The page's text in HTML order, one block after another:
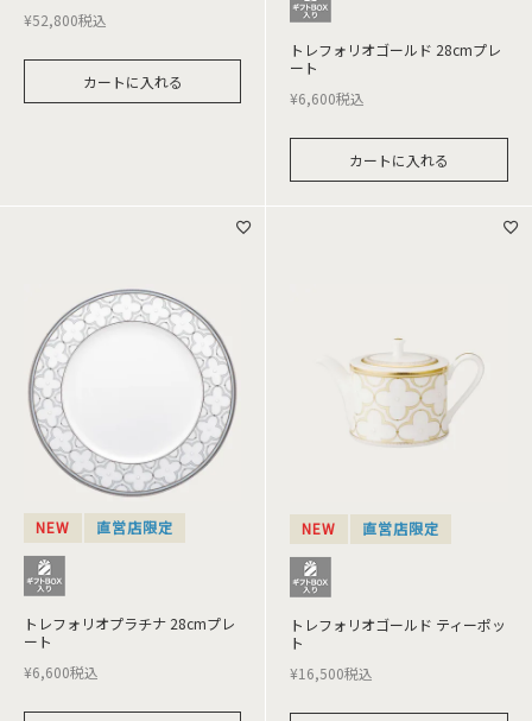
¥52,800税込
カートに入れる
トレフォリオゴールド 28cmプレ
ート
¥6,600税込
カートに入れる
NEW 直営店限定
トレフォリオプラチナ 28cmプレ
ート
¥6,600税込
NEW 直営店限定
トレフォリオゴールド ティーポッ
ト
¥16,500税込